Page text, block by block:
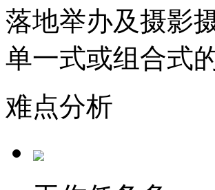
落地举办及摄影
单一式或组合式
难点分析